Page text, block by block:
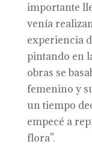
importante
venía
experiencia
pintando en
obras se
femenino y
un tiempo
empecé a
flora”.